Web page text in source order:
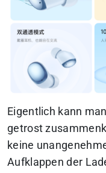
Eigentlich kann
getrost
keine
Aufklappen der